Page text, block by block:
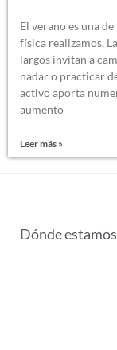
El verano es una
física realizamos.
largos invitan a
nadar o practicar
activo aporta
aumento
Leer más »
Dónde estamos